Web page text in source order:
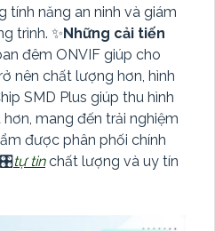
tính năng an ninh và giám
trình. ✨Những cải tiến
đêm ONVIF giúp cho
nên chất lượng hơn, hình
SMD Plus giúp thu hình
mang đến trải nghiệm
được phân phối chính
🎛tự tinchất lượng và uy tín